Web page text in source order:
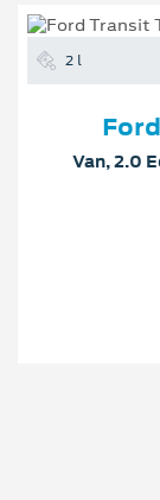
2 l
Van, 2.0